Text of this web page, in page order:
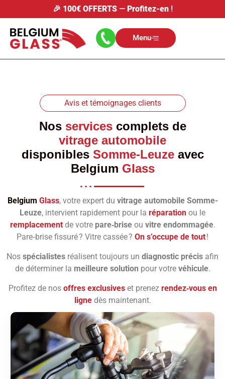
🎉 100€ OFFERTS— Profitez-en!
Menu
Avis et témoignages clients
Nos servicescomplets de
vitrage automobile
disponibles Somme-Leuzeavec
Belgium Glass
Belgium Glass, votre expert du vitrage automobile Somme-
Leuze, intervient rapidement pour la réparation ou le
remplacementde votre pare‑briseou vitre endommagée.
Pare‑brise fissuré ? Vitre cassée ? On s’occupe de tout!
Nos spécialistes réalisent toujours un diagnostic précis afin
de déterminer la meilleure solution pour votre véhicule.
Profitez de nos offres exclusiveset prenez rendez‑vous en
lignedès maintenant.